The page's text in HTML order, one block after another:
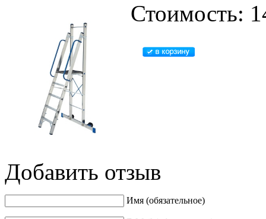
Стоимость:
Добавить отзыв
Имя (обязательное)